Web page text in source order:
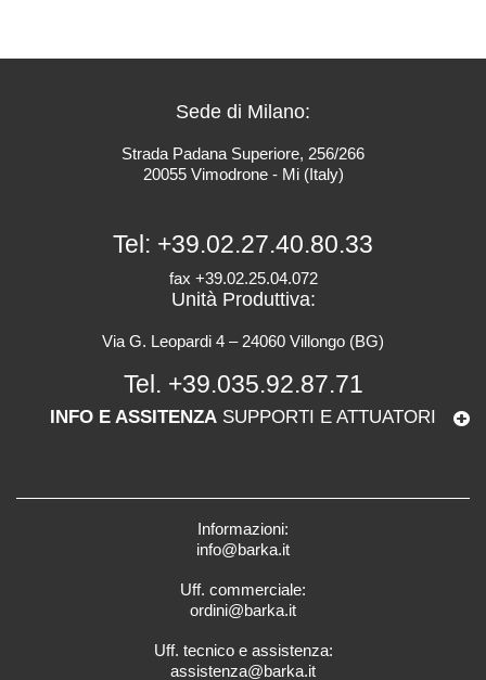
Sede di Milano:
Strada Padana Superiore, 256/266
20055 Vimodrone - Mi (Italy)
Tel: +39.02.27.40.80.33
fax +39.02.25.04.072
Unità Produttiva:
Via G. Leopardi 4 – 24060 Villongo (BG)
Tel. +39.035.92.87.71
INFO E ASSITENZA SUPPORTI E ATTUATORI
Informazioni:
info@barka.it
Uff. commerciale:
ordini@barka.it
Uff. tecnico e assistenza:
assistenza@barka.it